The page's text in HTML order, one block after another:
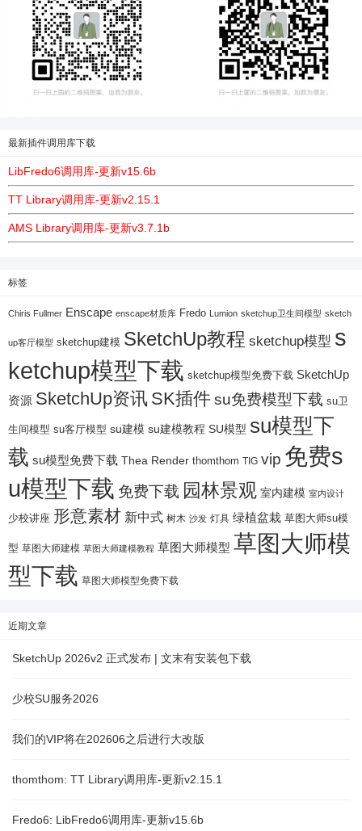
最新插件调用库下载
LibFredo6调用库-更新v15.6b
TT Library调用库-更新v2.15.1
AMS Library调用库-更新v3.7.1b
标签
Chiris Fullmer Enscape enscape材质库 Fredo Lumion sketchup卫生间模型 sketch
up客厅模型 sketchup建模 SketchUp教程 sketchup模型 s
ketchup模型下载 sketchup模型免费下载 SketchUp
资源 SketchUp资讯 SK插件su免费模型下载 su卫
生间模型 su客厅模型 su建模 su建模教程 SU模型 su模型下
载 su模型免费下载 Thea Render thomthom TIG vip 免费s
u模型下载 免费下载 园林景观 室内建模 室内设计
少校讲座 形意素材 新中式 树木 沙发 灯具 绿植盆栽 草图大师su模
型 草图大师建模 草图大师建模教程 草图大师模型 草图大师模
型下载 草图大师模型免费下载
近期文章
SketchUp 2026v2 正式发布 | 文末有安装包下载
少校SU服务2026
我们的VIP将在202606之后进行大改版
thomthom: TT Library调用库-更新v2.15.1
Fredo6: LibFredo6调用库-更新v15.6b